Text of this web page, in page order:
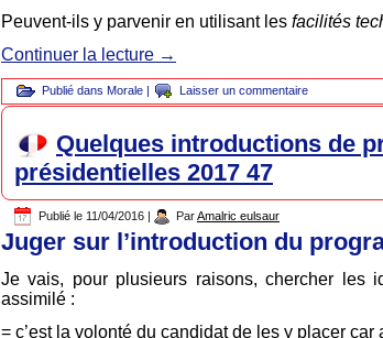
Peuvent-ils y parvenir en utilisant les facilités
Continuer la lecture →
Publié dans Morale | Laisser un commentaire
Quelques introductions de
présidentielles 2017 47
Publié le 11/04/2016 ParAmalric eulsaur
Juger sur l’introduction du
Je vais, pour plusieurs raisons, chercher les
assimilé :
= c’est la volonté du candidat de les y placer